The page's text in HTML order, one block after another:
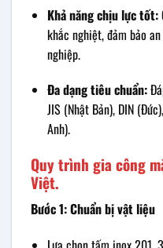
Khả năng chịu lực tốt:
khắc nghiệt, đảm bảo
nghiệp.
Đa dạng tiêu chuẩn:
JIS (Nhật Bản), DIN
Anh).
Quy trình gia công
Việt.
Bước 1: Chuẩn bị vật liệu